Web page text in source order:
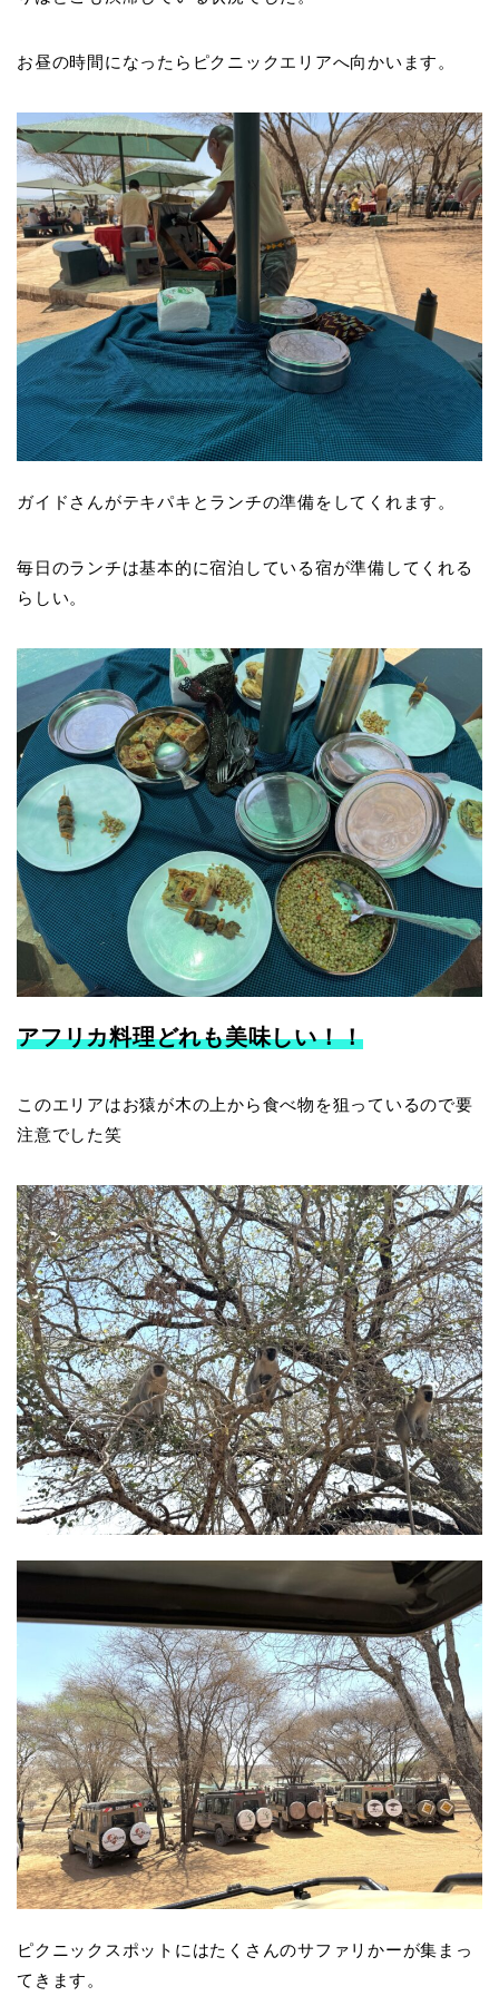
お昼の時間になったらピクニックエリアへ向かいます。
ガイドさんがテキパキとランチの準備をしてくれます。
毎日のランチは基本的に宿泊している宿が準備してくれる
らしい。
アフリカ料理どれも美味しい！！
このエリアはお猿が木の上から食べ物を狙っているので要
注意でした笑
ピクニックスポットにはたくさんのサファリかーが集まっ
てきます。